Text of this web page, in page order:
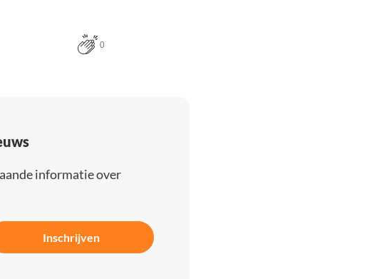
0
informatie over
Inschrijven